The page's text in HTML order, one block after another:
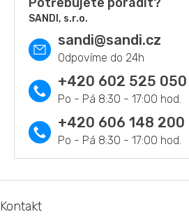
SANDI, s.r.o.
sandi@sandi.cz
+420 602 525 050
+420 606 148 200
á
Kontakt